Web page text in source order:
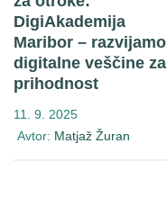
DigiAkademija
Maribor – razvijamo
digitalne veščine za
prihodnost
11. 9. 2025
Avtor: Matjaž Žuran